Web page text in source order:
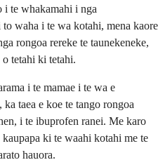
i te whakamahi i nga
waha i te wa kotahi, mena kaore
rongoa rereke te taunekeneke,
tetahi ki tetahi.
i te mamae i te wa e
taea e koe te tango rongoa
i te ibuprofen ranei. Me karo
ki te waahi kotahi me te
hauora.